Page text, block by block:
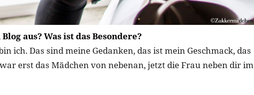
aus? Was ist das Besondere?
ich. Das sind meine Gedanken, das ist mein Geschmack, das
erst das Mädchen von nebenan, jetzt die Frau neben dir im